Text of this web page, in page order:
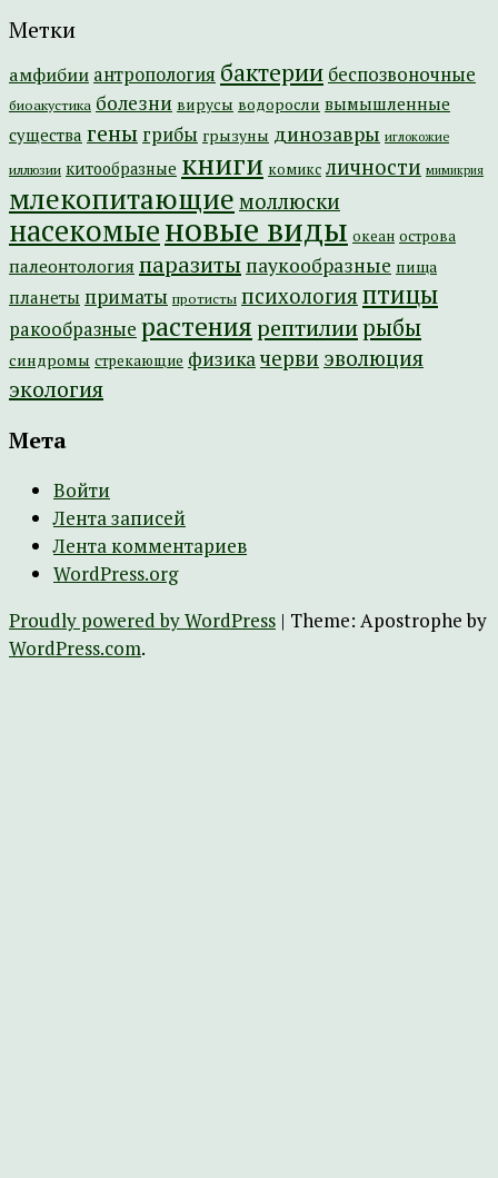
Метки
амфибии антропология бактерии беспозвоночные
биоакустика болезни вирусы водоросли вымышленные
существа гены грибы грызуны динозавры иглокожие
иллюзии китообразные книги комикс личности мимикрия
млекопитающие моллюски
насекомыеновые виды океан острова
палеонтология паразиты паукообразные пища
планеты приматы протисты психология птицы
ракообразные растениярептилиирыбы
синдромы стрекающие физикачерви эволюция
экология
Мета
Войти
Лента записей
Лента комментариев
WordPress.org
Proudly powered by WordPress | Theme: Apostrophe by
WordPress.com.